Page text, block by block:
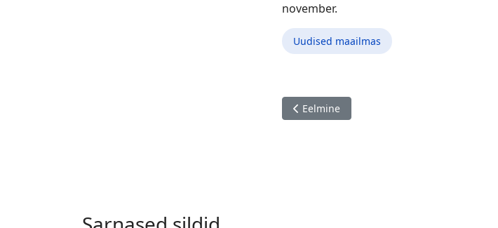
november.
Uudised maailmas
Eelmine artikkel: World Amateur Chess
Eelmine